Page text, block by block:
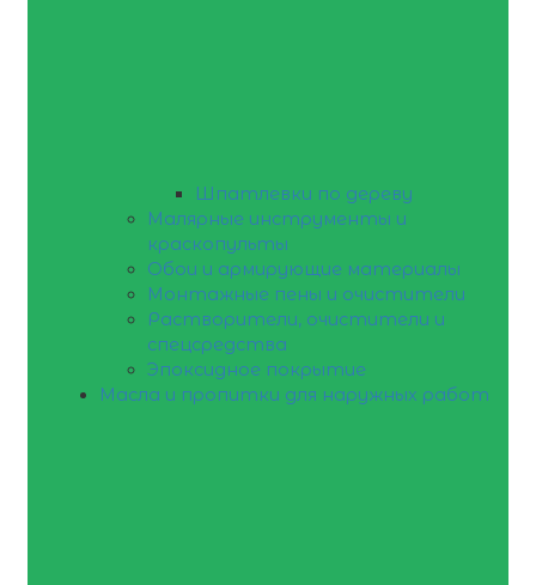
Шпатлевки по дереву
Малярные инструменты и
краскопульты
Обои и армирующие материалы
Монтажные пены и очистители
Растворители, очистители и
спецсредства
Эпоксидное покрытие
Масла и пропитки для наружных работ